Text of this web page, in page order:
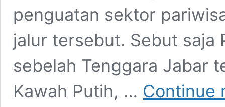
penguatan sektor
jalur tersebut. Sebut saja
sebelah Tenggara Jabar
Kawah Putih, … Continue